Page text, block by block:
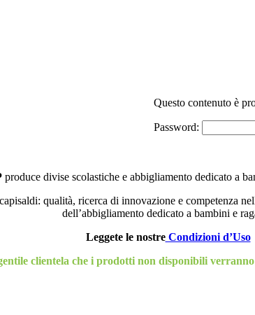
Questo contenuto è
Password:
produce divise scolastiche e abbigliamento dedicato a
qualità, ricerca di innovazione e competenza
dell’abbigliamento dedicato a bambini e
Leggete le nostreCondizioni d’Uso
clientela che i prodotti non disponibili